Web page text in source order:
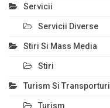
Servicii
Servicii Diverse
Stiri Si Mass Media
Stiri
Turism Si Transporturi
Turism